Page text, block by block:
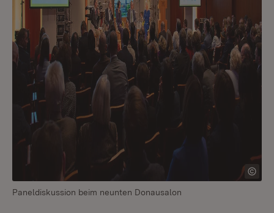
Paneldiskussion beim neunten Donausalon